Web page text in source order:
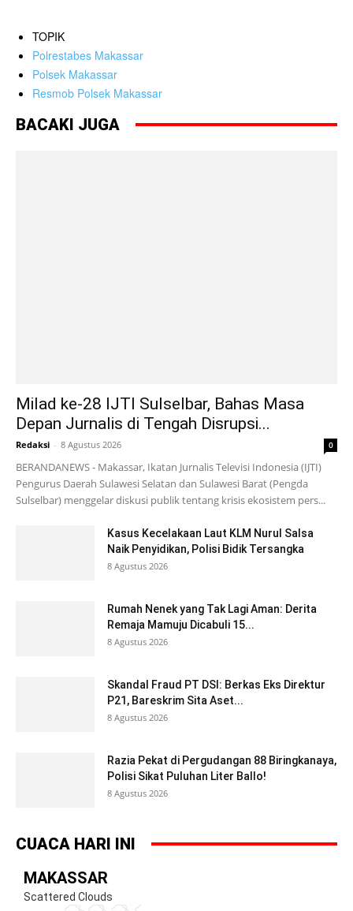
TOPIK
Polrestabes Makassar
Polsek Makassar
Resmob Polsek Makassar
BACAKI JUGA
Milad ke-28 IJTI Sulselbar, Bahas Masa
Depan Jurnalis di Tengah Disrupsi...
Redaksi - 8 Agustus 2026 0
BERANDANEWS - Makassar, Ikatan Jurnalis Televisi Indonesia (IJTI)
Pengurus Daerah Sulawesi Selatan dan Sulawesi Barat (Pengda
Sulselbar) menggelar diskusi publik tentang krisis ekosistem pers...
Kasus Kecelakaan Laut KLM Nurul Salsa
Naik Penyidikan, Polisi Bidik Tersangka
8 Agustus 2026
Rumah Nenek yang Tak Lagi Aman: Derita
Remaja Mamuju Dicabuli 15...
8 Agustus 2026
Skandal Fraud PT DSI: Berkas Eks Direktur
P21, Bareskrim Sita Aset...
8 Agustus 2026
Razia Pekat di Pergudangan 88 Biringkanaya,
Polisi Sikat Puluhan Liter Ballo!
8 Agustus 2026
CUACA HARI INI
MAKASSAR
Scattered Clouds